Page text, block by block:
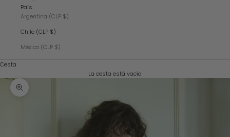
País
Argentina (CLP $)
Chile (CLP $)
México (CLP $)
Cesta
La cesta está vacía
Zoom